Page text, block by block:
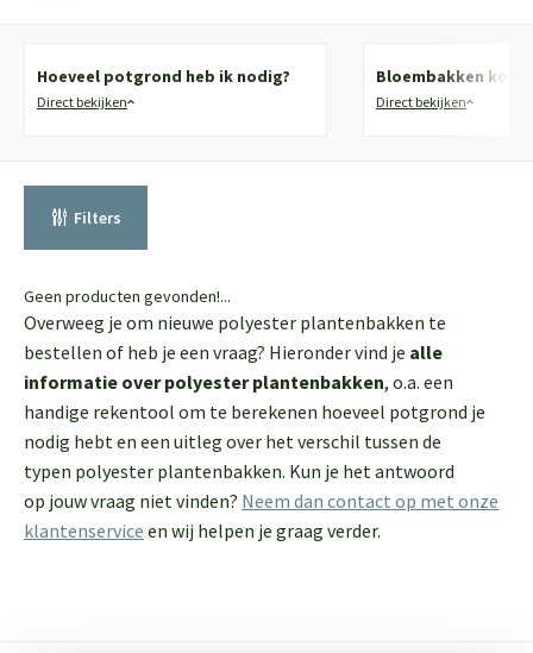
Hoeveel potgrond heb ik nodig?
Direct bekijken
Bloembakken
Direct bekijken
Filters
Geen producten gevonden!...
Overweeg je om nieuwe polyester plantenbakken te
bestellen of heb je een vraag? Hieronder vind je alle
informatie over polyester plantenbakken, o.a. een
handige rekentool om te berekenen hoeveel potgrond je
nodig hebt en een uitleg over het verschil tussen de
typen polyester plantenbakken. Kun je het antwoord
op jouw vraag niet vinden? Neem dan contact op met onze
klantenservice en wij helpen je graag verder.